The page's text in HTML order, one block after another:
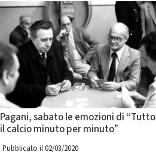
Pagani, sabato le emozioni di “Tutto
il calcio minuto per minuto”
Pubblicato il 02/03/2020